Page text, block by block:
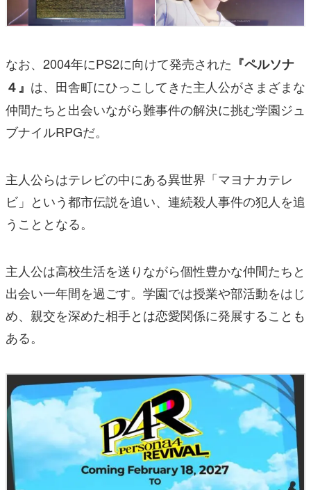
なお、2004年にPS2に向けて発売された 『ペルソナ
４』 は、田舎町にひっこしてきた主人公がさまざまな
仲間たちと出会いながら難事件の解決に挑む学園ジュ
ブナイルRPGだ。
主人公らはテレビの中にある異世界「マヨナカテレ
ビ」という都市伝説を追い、連続殺人事件の犯人を追
うこととなる。
主人公は高校生活を送りながら個性豊かな仲間たちと
出会い一年間を過ごす。学園では授業や部活動をはじ
め、親交を深めた相手とは恋愛関係に発展することも
ある。